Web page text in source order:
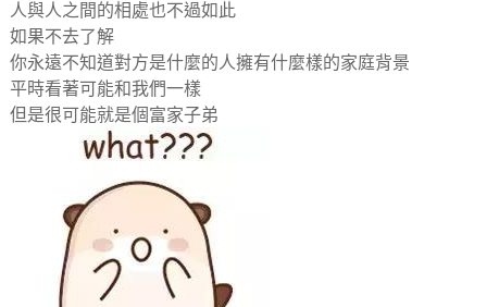
人與人之間的相處也不過如此
如果不去了解
你永遠不知道對方是什麼的人擁有什麼樣的家庭背景
平時看著可能和我們一樣
但是很可能就是個富家子弟